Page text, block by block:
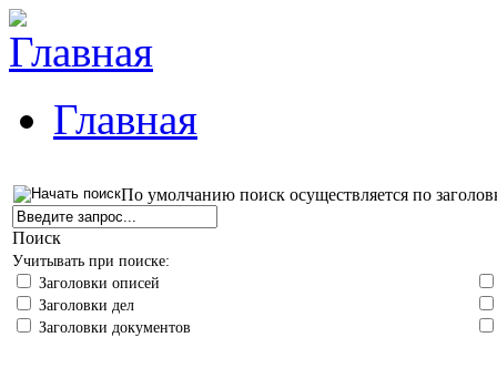
Главная
По умолчанию поиск осуществляется по
Поиск
Учитывать при поиске:
Заголовки описей
Заголовки дел
Заголовки документов